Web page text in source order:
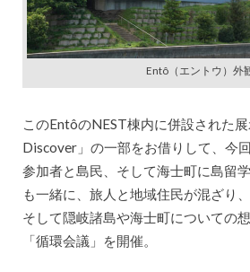
Entô（エントウ）外
このEntôのNEST棟内に併設された
Discover」の一部をお借りして、今
参加者と島民、そして海士町に島留
も一緒に、旅人と地域住民が混ざり
そして隠岐諸島や海士町についての
「循環会議」を開催。